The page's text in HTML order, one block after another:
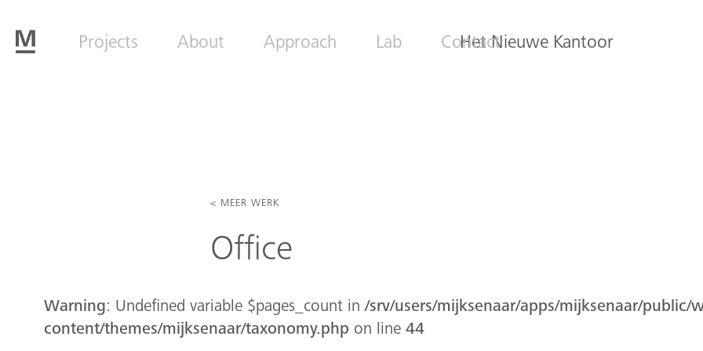
Projects About Approach Lab Contact
Het Nieuwe Kantoor
< MEER WERK
Office
Warning: Undefined variable $pages_count in/srv/users/mijksenaar/apps/mijksenaar/public/
content/themes/mijksenaar/taxonomy.php on line 44